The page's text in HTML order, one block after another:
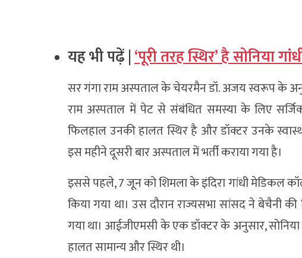
यह भी पढ़ें |‘पूरी तरह स्थिर’ है सोनिया
सर गंगा राम अस्पताल के चेयरमैन डॉ. अजय स्वरूप के
राम अस्पताल में पेट से संबंधित समस्या के लिए सर्जिकल
फिलहाल उनकी हालत स्थिर है और डॉक्टर उनके
इस महीने दूसरी बार अस्पताल में भर्ती कराया गया है।
इससे पहले, 7 जून को शिमला के इंदिरा गांधी
किया गया था। उस दौरान राज्यसभा सांसद ने बेचैनी
गया था। आईजीएमसी के एक डॉक्टर के अनुसार,
हालत सामान्य और स्थिर थी।